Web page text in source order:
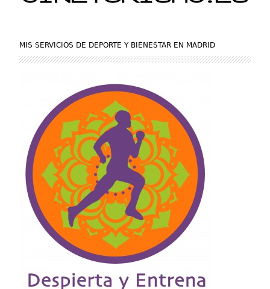
MIS SERVICIOS DE DEPORTE Y BIENESTAR EN MADRID